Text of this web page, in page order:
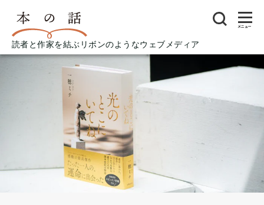
読者と作家を結ぶリボンのようなウェブメディア
メニュー